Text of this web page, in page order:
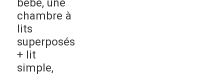
chambre à
lits
superposés
+ lit
simple,